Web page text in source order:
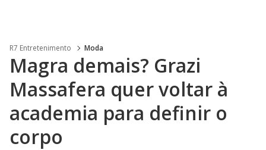
R7 Entretenimento Moda
Magra demais? Grazi
Massafera quer voltar à
academia para definir o
corpo